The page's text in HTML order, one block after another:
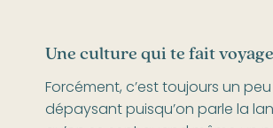
Une culture qui te fait
Forcément, c’est toujours un
dépaysant puisqu’on parle la